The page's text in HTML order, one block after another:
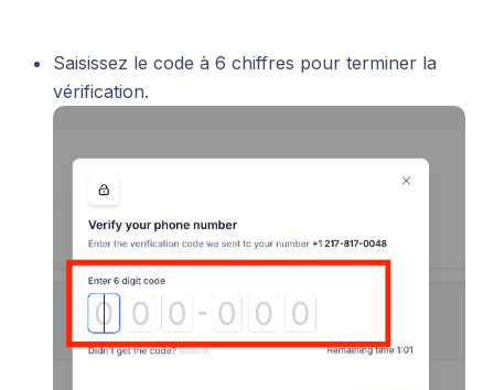
Saisissez le code à 6 chiffres pour terminer la
vérification.